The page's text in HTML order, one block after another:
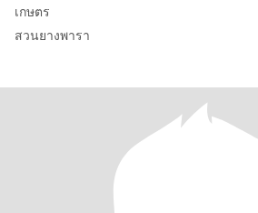
เกษตร
สวนยางพารา